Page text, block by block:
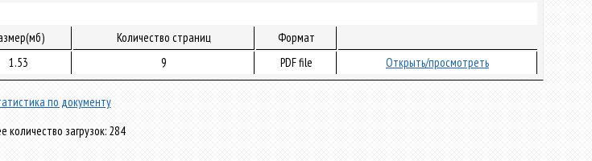
Количество страниц
Формат
1.53 9 PDF file Открыть/просмотреть
по документу
количество загрузок: 284